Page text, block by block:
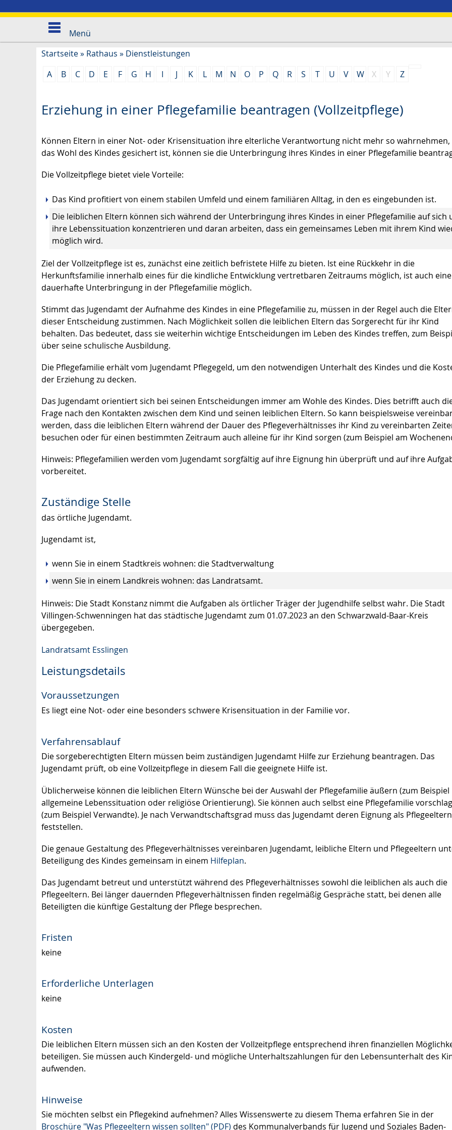
Menü
Startseite» Rathaus » Dienstleistungen
A
B C D E F G H I J K L M N O P Q R S T U V W X Y Z
Erziehung in einer Pflegefamilie beantragen (Vollzeitpflege)
Können Eltern in einer Not- oder Krisensituation ihre elterliche Verantwortung nicht mehr so wahrnehmen,
das Wohl des Kindes gesichert ist, können sie die Unterbringung ihres Kindes in einer Pflegefamilie
Die Vollzeitpflege bietet viele Vorteile:
Das Kind profitiert von einem stabilen Umfeld und einem familiären Alltag, in den es eingebunden ist.
Die leiblichen Eltern können sich während der Unterbringung ihres Kindes in einer Pflegefamilie auf sich
ihre Lebenssituation konzentrieren und daran arbeiten, dass ein gemeinsames Leben mit ihrem Kind
möglich wird.
Ziel der Vollzeitpflege ist es, zunächst eine zeitlich befristete Hilfe zu bieten. Ist eine Rückkehr in die
Herkunftsfamilie innerhalb eines für die kindliche Entwicklung vertretbaren Zeitraums möglich, ist auch eine
dauerhafte Unterbringung in der Pflegefamilie möglich.
Stimmt das Jugendamt der Aufnahme des Kindes in eine Pflegefamilie zu, müssen in der Regel auch die
dieser Entscheidung zustimmen. Nach Möglichkeit sollen die leiblichen Eltern das Sorgerecht für ihr Kind
behalten. Das bedeutet, dass sie weiterhin wichtige Entscheidungen im Leben des Kindes treffen, zum
über seine schulische Ausbildung.
Die Pflegefamilie erhält vom Jugendamt Pflegegeld, um den notwendigen Unterhalt des Kindes und die
der Erziehung zu decken.
Das Jugendamt orientiert sich bei seinen Entscheidungen immer am Wohle des Kindes. Dies betrifft auch
Frage nach den Kontakten zwischen dem Kind und seinen leiblichen Eltern. So kann beispielsweise
werden, dass die leiblichen Eltern während der Dauer des Pflegeverhältnisses ihr Kind zu vereinbarten
besuchen oder für einen bestimmten Zeitraum auch alleine für ihr Kind sorgen (zum Beispiel am
Hinweis: Pflegefamilien werden vom Jugendamt sorgfältig auf ihre Eignung hin überprüft und auf ihre
vorbereitet.
Zuständige Stelle
das örtliche Jugendamt.
Jugendamt ist,
wenn Sie in einem Stadtkreis wohnen: die Stadtverwaltung
wenn Sie in einem Landkreis wohnen: das Landratsamt.
Hinweis: Die Stadt Konstanz nimmt die Aufgaben als örtlicher Träger der Jugendhilfe selbst wahr. Die Stadt
Villingen-Schwenningen hat das städtische Jugendamt zum 01.07.2023 an den Schwarzwald-Baar-Kreis
übergegeben.
Landratsamt Esslingen
Leistungsdetails
Voraussetzungen
Es liegt eine Not- oder eine besonders schwere Krisensituation in der Familie vor.
Verfahrensablauf
Die sorgeberechtigten Eltern müssen beim zuständigen Jugendamt Hilfe zur Erziehung beantragen. Das
Jugendamt prüft, ob eine Vollzeitpflege in diesem Fall die geeignete Hilfe ist.
Üblicherweise können die leiblichen Eltern Wünsche bei der Auswahl der Pflegefamilie äußern (zum Beispiel
allgemeine Lebenssituation oder religiöse Orientierung). Sie können auch selbst eine Pflegefamilie
(zum Beispiel Verwandte). Je nach Verwandtschaftsgrad muss das Jugendamt deren Eignung als Pflegeeltern
feststellen.
Die genaue Gestaltung des Pflegeverhältnisses vereinbaren Jugendamt, leibliche Eltern und Pflegeeltern
Beteiligung des Kindes gemeinsam in einem Hilfeplan.
Das Jugendamt betreut und unterstützt während des Pflegeverhältnisses sowohl die leiblichen als auch die
Pflegeeltern. Bei länger dauernden Pflegeverhältnissen finden regelmäßig Gespräche statt, bei denen alle
Beteiligten die künftige Gestaltung der Pflege besprechen.
Fristen
keine
Erforderliche Unterlagen
keine
Kosten
Die leiblichen Eltern müssen sich an den Kosten der Vollzeitpflege entsprechend ihren finanziellen
beteiligen. Sie müssen auch Kindergeld- und mögliche Unterhaltszahlungen für den Lebensunterhalt des
aufwenden.
Hinweise
Sie möchten selbst ein Pflegekind aufnehmen? Alles Wissenswerte zu diesem Thema erfahren Sie in der
Broschüre "Was Pflegeeltern wissen sollten" (PDF) des Kommunalverbands für Jugend und Soziales Baden-